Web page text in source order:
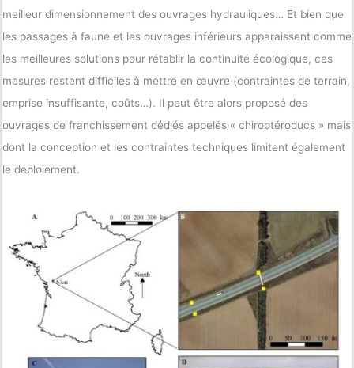
meilleur dimensionnement des ouvrages hydrauliques… Et bien que
les passages à faune et les ouvrages inférieurs apparaissent comme
les meilleures solutions pour rétablir la continuité écologique, ces
mesures restent difficiles à mettre en œuvre (contraintes de terrain,
emprise insuffisante, coûts…). Il peut être alors proposé des
ouvrages de franchissement dédiés appelés « chiroptéroducs » mais
dont la conception et les contraintes techniques limitent également
le déploiement.